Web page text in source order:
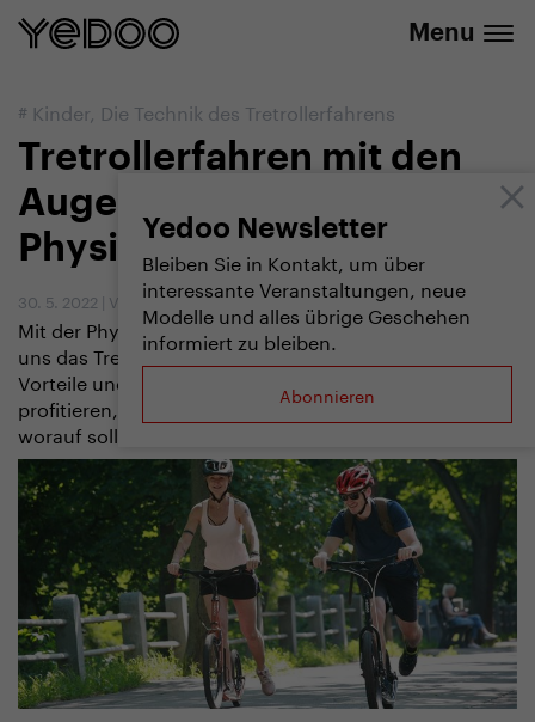
Menu
Yedoo Newsletter
Bleiben Sie in Kontakt, um über
interessante Veranstaltungen, neue
Modelle und alles übrige Geschehen
informiert zu bleiben.
Abonnieren
# Kinder, Die Technik des Tretrollerfahrens
Tretrollerfahren mit den
Augen einer
Physiotherapeutin
30. 5. 2022 | Vendula Kosíková
Mit der Physiotherapeutin Edita Prošková haben wir
uns das Tretrollerfahren, seine gesundheitlichen
Vorteile und Risiken angesehen. Wie können wir davon
profitieren, worauf sollten wir beim Fahren achten und
worauf sollten wir bei Kindern achten?